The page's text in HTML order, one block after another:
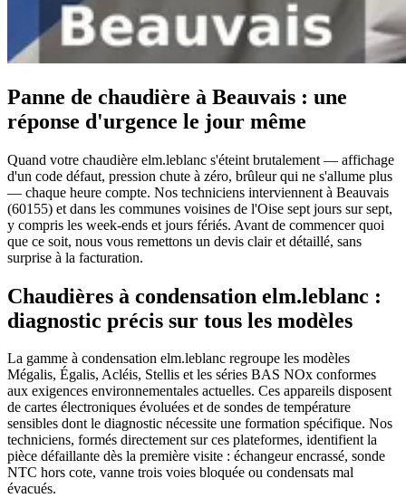
Panne de chaudière à Beauvais : une
réponse d'urgence le jour même
Quand votre chaudière elm.leblanc s'éteint brutalement — affichage
d'un code défaut, pression chute à zéro, brûleur qui ne s'allume plus
— chaque heure compte. Nos techniciens interviennent à Beauvais
(60155) et dans les communes voisines de l'Oise sept jours sur sept,
y compris les week-ends et jours fériés. Avant de commencer quoi
que ce soit, nous vous remettons un devis clair et détaillé, sans
surprise à la facturation.
Chaudières à condensation elm.leblanc :
diagnostic précis sur tous les modèles
La gamme à condensation elm.leblanc regroupe les modèles
Mégalis, Égalis, Acléis, Stellis et les séries BAS NOx conformes
aux exigences environnementales actuelles. Ces appareils disposent
de cartes électroniques évoluées et de sondes de température
sensibles dont le diagnostic nécessite une formation spécifique. Nos
techniciens, formés directement sur ces plateformes, identifient la
pièce défaillante dès la première visite : échangeur encrassé, sonde
NTC hors cote, vanne trois voies bloquée ou condensats mal
évacués.